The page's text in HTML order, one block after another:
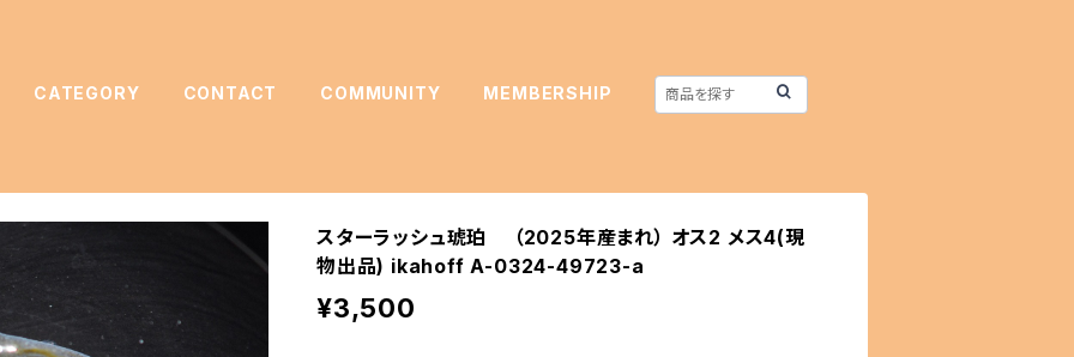
CATEGORY CONTACT COMMUNITY MEMBERSHIP
スターラッシュ琥珀 （2025年産まれ） オス2 メス4(現
物出品) ikahoff A-0324-49723-a
¥3,500